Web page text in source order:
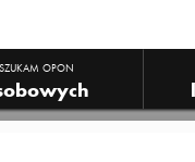
SZUKAM OPON